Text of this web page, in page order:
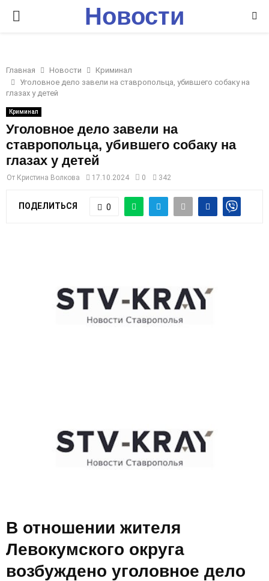
P
I
M
A
R
Y
Новости
Главная Новости
Криминал
Уголовное дело завели на ставропольца, убившего собаку на
глазах у детей
Криминал
Уголовное дело завели на
ставропольца, убившего собаку на
глазах у детей
От Кристина Волкова 17.10.2024 0 342
ПОДЕЛИТЬСЯ 0
В отношении жителя
Левокумского округа
возбуждено уголовное дело